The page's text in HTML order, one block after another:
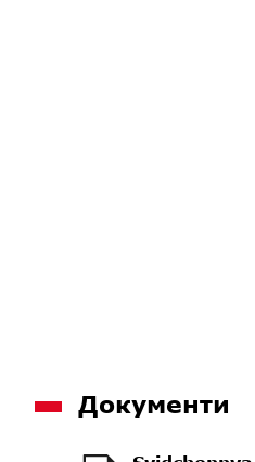
Документи